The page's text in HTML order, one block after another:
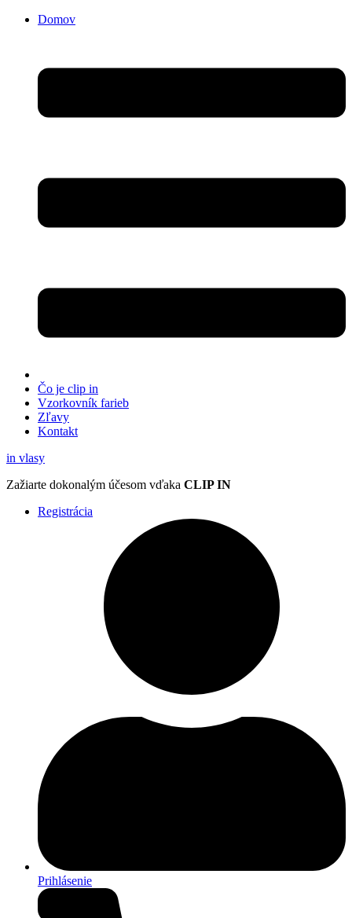
Domov
Čo je clip in
Vzorkovník farieb
Zľavy
Kontakt
in vlasy
Zažiarte dokonalým účesom vďaka CLIP IN
Registrácia
Prihlásenie